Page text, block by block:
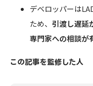
デベロッパーは
ため、 引渡し遅延
専門家への相談が
この記事を監修した人